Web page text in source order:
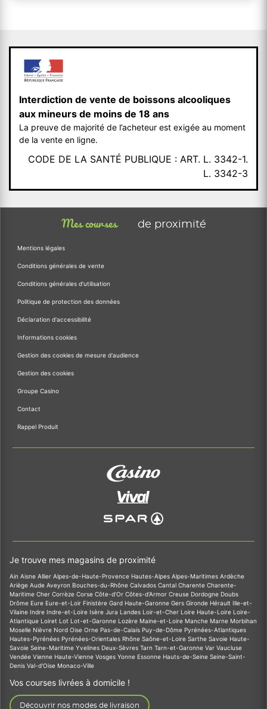
Interdiction de vente de boissons alcooliques
aux mineurs de moins de 18 ans
La preuve de majorité de l’acheteur est exigée au moment
de la vente en ligne.
CODE DE LA SANTÉ PUBLIQUE : ART. L. 3342-1.
L. 3342-3
Mes courses de proximité
Mentions légales
Conditions générales de vente
Conditions générales d'utilisation
Politique de protection des données
Déclaration d'accessibilité
Informations cookies
Gestion des cookies de mesure d'audience
Gestion des cookies
Groupe Casino
Contact
Rappel Produit
Je trouve mes magasins de proximité
Ain Aisne Allier Alpes-de-Haute-Provence Hautes-Alpes Alpes-Maritimes Ardèche
Ariège Aude Aveyron Bouches-du-Rhône Calvados Cantal Charente Charente-
Maritime Cher Corrèze Corse Côte-d'Or Côtes-d'Armor Creuse Dordogne Doubs
Drôme Eure Eure-et-Loir Finistère Gard Haute-Garonne Gers Gironde Hérault Ille-et-
Vilaine Indre Indre-et-Loire Isère Jura Landes Loir-et-Cher Loire Haute-Loire Loire-
Atlantique Loiret Lot Lot-et-Garonne Lozère Maine-et-Loire Manche Marne Morbihan
Moselle Nièvre Nord Oise Orne Pas-de-Calais Puy-de-Dôme Pyrénées-Atlantiques
Hautes-Pyrénées Pyrénées-Orientales Rhône Saône-et-Loire Sarthe Savoie Haute-
Savoie Seine-Maritime Yvelines Deux-Sèvres Tarn Tarn-et-Garonne Var Vaucluse
Vendée Vienne Haute-Vienne Vosges Yonne Essonne Hauts-de-Seine Seine-Saint-
Denis Val-d'Oise Monaco-Ville
Vos courses livrées à domicile !
Découvrir nos modes de livraison